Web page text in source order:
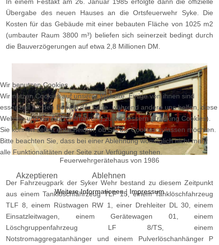
Übergabe des neuen Hauses an die Ortsfeuerwehr Syke. Die
Kosten für das Gebäude mit einer bebauten Fläche von 1025 m2
(umbauter Raum 3800 m³) beliefen sich seinerzeit bedingt durch
die Bauverzögerungen auf etwa 2,8 Millionen DM.
Feuerwehrgerätehaus von 1986
Der Fahrzeugpark der Syker Wehr bestand zu diesem Zeitpunkt
aus einem Tanklöschfahrzeug TLF 15, einem Tanklöschfahrzeug
TLF 8, einem Rüstwagen RW 1, einer Drehleiter DL 30, einem
Einsatzleitwagen, einem Gerätewagen 01, einem
Löschgruppenfahrzeug LF 8/TS, einem
Notstromaggregatanhänger und einem Pulverlöschanhänger P
Wir benutzen Cookies
Wir nutzen Cookies auf unserer Website. Einige von ihnen sind
essenziell für den Betrieb der Seite, während andere uns helfen, diese
Website und die Nutzererfahrung zu verbessern (Tracking Cookies).
Sie können selbst entscheiden, ob Sie die Cookies zulassen möchten.
Bitte beachten Sie, dass bei einer Ablehnung womöglich nicht mehr
alle Funktionalitäten der Seite zur Verfügung stehen.
Akzeptieren Ablehnen
Weitere Informationen| Impressum